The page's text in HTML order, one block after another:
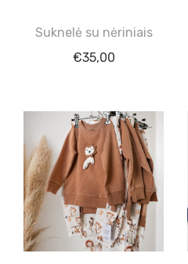
Suknelė su nėriniais
€35,00